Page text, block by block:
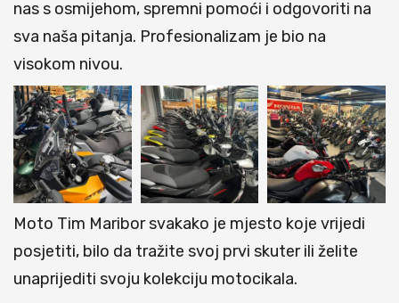
nas s osmijehom, spremni pomoći i odgovoriti na
sva naša pitanja. Profesionalizam je bio na
visokom nivou.
Moto Tim Maribor svakako je mjesto koje vrijedi
posjetiti, bilo da tražite svoj prvi skuter ili želite
unaprijediti svoju kolekciju motocikala.